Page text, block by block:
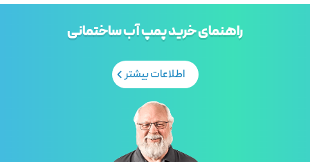
راهنمای خرید پمپ آب ساختمانی
اطلاعات بیشتر